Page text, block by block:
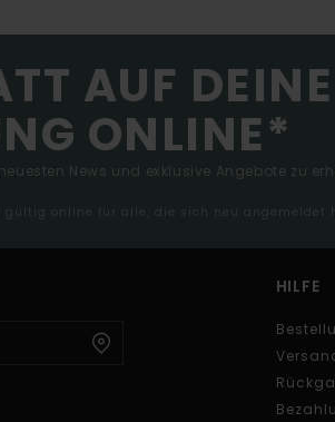
AUF DEINE
ONLINE*
News und exklusive Angebote zu
gültig online für alle, die sich neu
HILFE